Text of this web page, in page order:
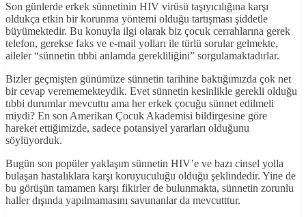
Son günlerde erkek sünnetinin HIV virüsü taşıyıcılığına karşı
oldukça etkin bir korunma yöntemi olduğu tartışması şiddetle
büyümektedir. Bu konuyla ilgi olarak biz çocuk cerrahlarına gerek
telefon, gerekse faks ve e-mail yolları ile türlü sorular gelmekte,
aileler “sünnetin tıbbi anlamda gerekliliğini” sorgulamaktadırlar.
Bizler geçmişten günümüze sünnetin tarihine baktığımızda çok net
bir cevap verememekteydik. Evet sünnetin kesinlikle gerekli olduğu
tıbbi durumlar mevcuttu ama her erkek çocuğu sünnet edilmeli
miydi? En son Amerikan Çocuk Akademisi bildirgesine göre
hareket ettiğimizde, sadece potansiyel yararları olduğunu
söylüyorduk.
Bugün son popüler yaklaşım sünnetin HIV’e ve bazı cinsel yolla
bulaşan hastalıklara karşı koruyuculuğu olduğu şeklindedir. Yine de
bu görüşün tamamen karşı fikirler de bulunmakta, sünnetin zorunlu
haller dışında yapılmamasını savunanlar da mevcutttur.